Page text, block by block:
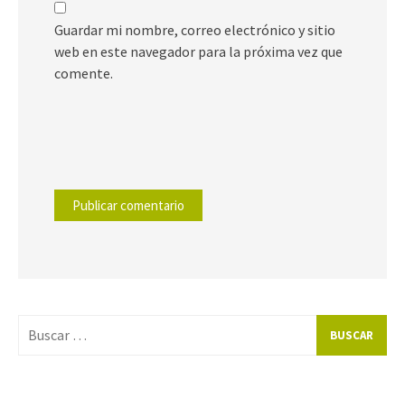
Guardar mi nombre, correo electrónico y sitio
web en este navegador para la próxima vez que
comente.
por: